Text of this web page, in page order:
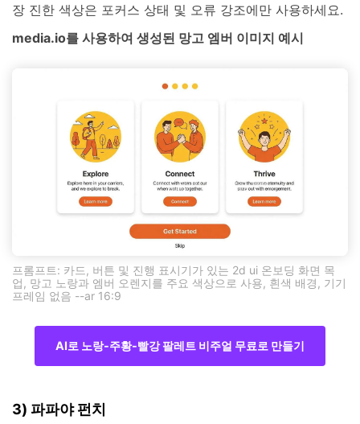
장 진한 색상은 포커스 상태 및 오류 강조에만 사용하세요.
media.io를 사용하여 생성된 망고 엠버 이미지 예시
프롬프트: 카드, 버튼 및 진행 표시기가 있는 2d ui 온보딩 화면 목
업, 망고 노랑과 엠버 오렌지를 주요 색상으로 사용, 흰색 배경, 기기
프레임 없음 --ar 16:9
AI로 노랑-주황-빨강 팔레트 비주얼 무료로 만들기
3) 파파야 펀치